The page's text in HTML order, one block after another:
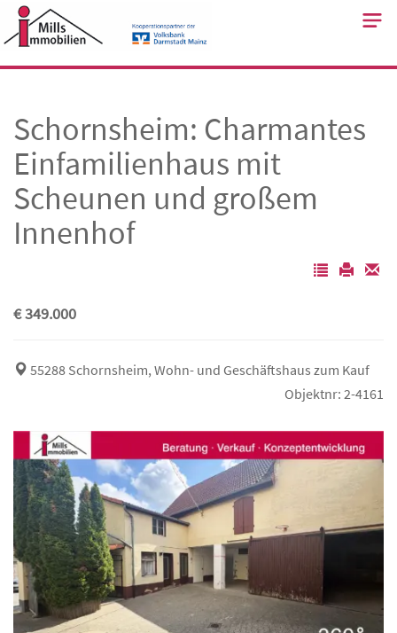
Skip
to
Schornsheim: Charmantes
Einfamilienhaus mit
Scheunen und großem
Innenhof
€ 349.000
55288 Schornsheim, Wohn- und Geschäftshaus zum Kauf
Objektnr: 2-4161